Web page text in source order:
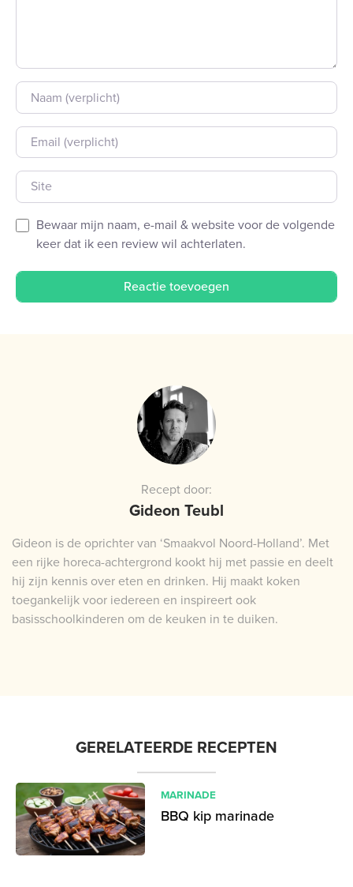
Naam
E-mail
Site
Bewaar mijn naam, e-mail & website voor de volgende
keer dat ik een review wil achterlaten.
Recept door:
Gideon Teubl
Gideon is de oprichter van ‘Smaakvol Noord-Holland’. Met
een rijke horeca-achtergrond kookt hij met passie en deelt
hij zijn kennis over eten en drinken. Hij maakt koken
toegankelijk voor iedereen en inspireert ook
basisschoolkinderen om de keuken in te duiken.
GERELATEERDE RECEPTEN
MARINADE
BBQ kip marinade